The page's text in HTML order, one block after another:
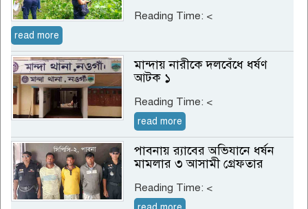
Reading Time: <
read more
মান্দায় নারীকে দলবেঁধে ধর্ষণ
আটক ১
Reading Time: <
read more
পাবনায় র‌্যাবের অভিযানে ধর্ষন
মামলার ৩ আসামী গ্রেফতার
Reading Time: <